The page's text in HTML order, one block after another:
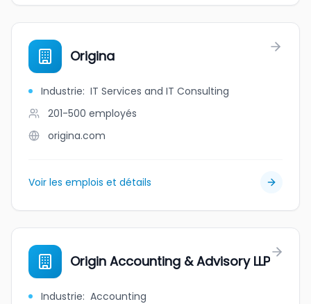
Origina
Industrie: IT Services and IT Consulting
201-500 employés
origina.com
Voir les emplois et détails
Origin Accounting & Advisory LLP
Industrie: Accounting